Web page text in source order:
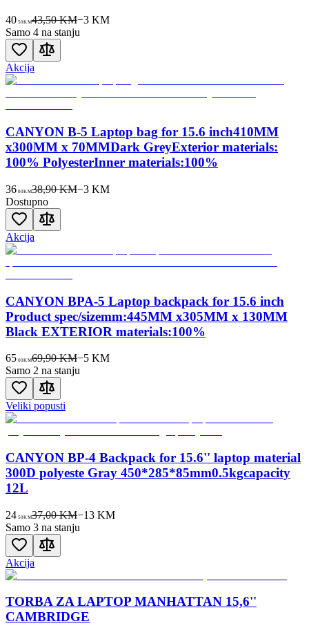
40 50KM43,50 KM−3KM
Samo 4 na stanju
Akcija
CANYON B-5 Laptop bag for 15.6 inch410MM
x300MM x 70MMDark GreyExterior materials:
100% PolyesterInner materials:100%
36 00KM38,90 KM−3KM
Dostupno
Akcija
CANYON BPA-5 Laptop backpack for 15.6 inch
Product spec/sizemm:445MM x305MM x 130MM
Black EXTERIOR materials:100%
65 00KM69,90 KM−5KM
Samo 2 na stanju
Veliki popusti
CANYON BP-4 Backpack for 15.6'' laptop material
300D polyeste Gray 450*285*85mm0.5kgcapacity
12L
24 50KM37,00 KM−13KM
Samo 3 na stanju
Akcija
TORBA ZA LAPTOP MANHATTAN 15,6''
CAMBRIDGE